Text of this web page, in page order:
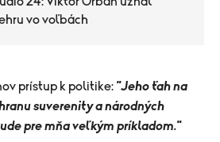
vo voľbách
prístup k politike: "Jeho ťah na
suverenity a národných
pre mňa veľkým príkladom."